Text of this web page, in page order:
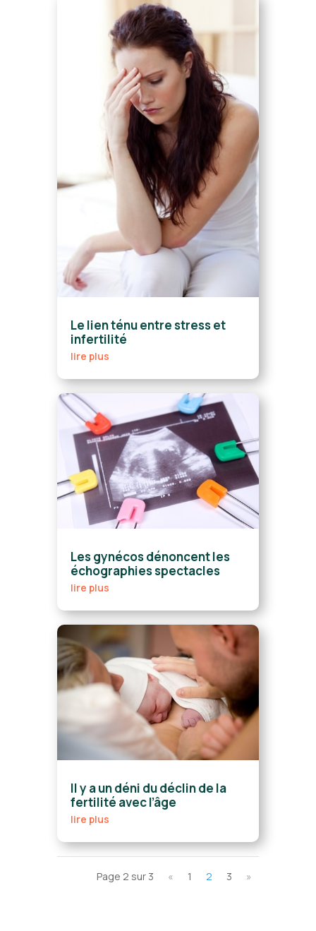
Le lien ténu entre stress et
infertilité
lire plus
Les gynécos dénoncent les
échographies spectacles
lire plus
Il y a un déni du déclin de la
fertilité avec l’âge
lire plus
Page 2 sur 3 « 1 2 3 »